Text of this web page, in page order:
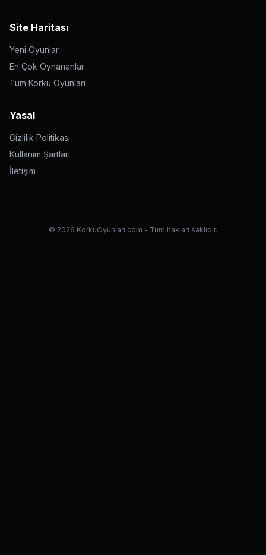
Site Haritası
Yeni Oyunlar
En Çok Oynananlar
Tüm Korku Oyunları
Yasal
Gizlilik Politikası
Kullanım Şartları
İletişim
© 2026 KorkuOyunları.com - Tüm hakları saklıdır.